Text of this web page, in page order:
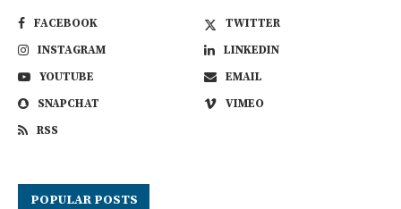
FACEBOOK
TWITTER
INSTAGRAM
LINKEDIN
YOUTUBE
EMAIL
SNAPCHAT
VIMEO
RSS
POPULAR POSTS